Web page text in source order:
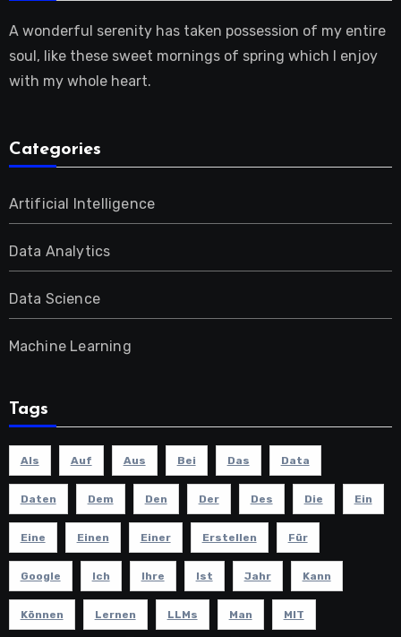
A wonderful serenity has taken possession of my entire
soul, like these sweet mornings of spring which I enjoy
with my whole heart.
Categories
Artificial Intelligence
Data Analytics
Data Science
Machine Learning
Tags
Als Auf Aus Bei Das Data
Daten Dem Den Der Des Die Ein
Eine Einen Einer Erstellen Für
Google Ich Ihre Ist Jahr Kann
Können Lernen LLMs Man MIT